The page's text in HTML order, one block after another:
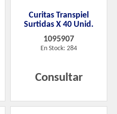
Curitas Transpiel
Surtidas X 40 Unid.
1095907
En Stock: 284
Consultar